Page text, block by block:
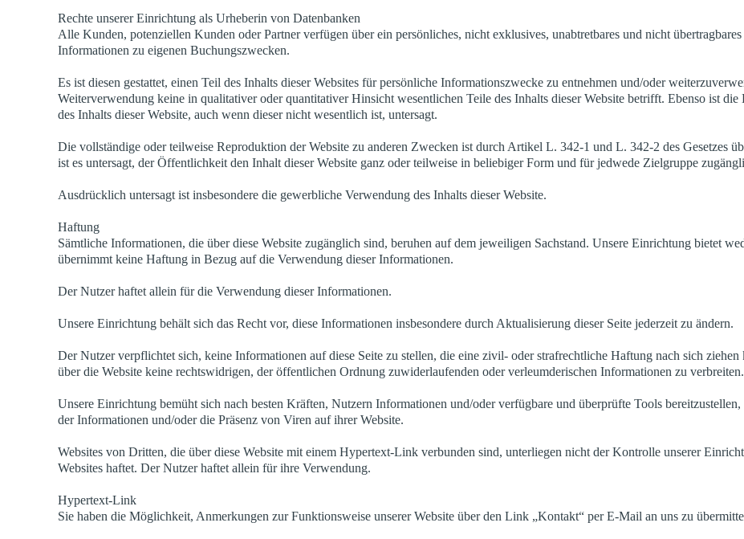
Rechte unserer Einrichtung als Urheberin von Datenbanken
Alle Kunden, potenziellen Kunden oder Partner verfügen über ein persönliches, nicht exklusives, unabtretbares und nicht
Informationen zu eigenen Buchungszwecken.
Es ist diesen gestattet, einen Teil des Inhalts dieser Websites für persönliche Informationszwecke zu entnehmen und/oder
Weiterverwendung keine in qualitativer oder quantitativer Hinsicht wesentlichen Teile des Inhalts dieser Website betrifft. Ebenso ist
des Inhalts dieser Website, auch wenn dieser nicht wesentlich ist, untersagt.
Die vollständige oder teilweise Reproduktion der Website zu anderen Zwecken ist durch Artikel L. 342-1 und L. 342-2 des Gesetzes
ist es untersagt, der Öffentlichkeit den Inhalt dieser Website ganz oder teilweise in beliebiger Form und für jedwede Zielgruppe
Ausdrücklich untersagt ist insbesondere die gewerbliche Verwendung des Inhalts dieser Website.
Haftung
Sämtliche Informationen, die über diese Website zugänglich sind, beruhen auf dem jeweiligen Sachstand. Unsere Einrichtung bietet
übernimmt keine Haftung in Bezug auf die Verwendung dieser Informationen.
Der Nutzer haftet allein für die Verwendung dieser Informationen.
Unsere Einrichtung behält sich das Recht vor, diese Informationen insbesondere durch Aktualisierung dieser Seite jederzeit zu ändern.
Der Nutzer verpflichtet sich, keine Informationen auf diese Seite zu stellen, die eine zivil- oder strafrechtliche Haftung nach sich
über die Website keine rechtswidrigen, der öffentlichen Ordnung zuwiderlaufenden oder verleumderischen Informationen zu verbreiten.
Unsere Einrichtung bemüht sich nach besten Kräften, Nutzern Informationen und/oder verfügbare und überprüfte Tools
der Informationen und/oder die Präsenz von Viren auf ihrer Website.
Websites von Dritten, die über diese Website mit einem Hypertext-Link verbunden sind, unterliegen nicht der Kontrolle unserer
Websites haftet. Der Nutzer haftet allein für ihre Verwendung.
Hypertext-Link
Sie haben die Möglichkeit, Anmerkungen zur Funktionsweise unserer Website über den Link „Kontakt“ per E-Mail an uns zu